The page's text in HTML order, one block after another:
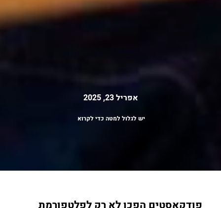
אפריל 23, 2025
יש לגלול למטה כדי לקרוא